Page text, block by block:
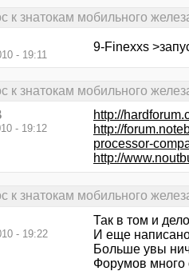
к знатокам мобильного
- 19:11
9-Finexxs
к знатокам мобильного
- 19:12
http://
http://
processor-
http://
к знатокам мобильного
- 19:22
Так в том и
И еще
Больше увы
Форумов много